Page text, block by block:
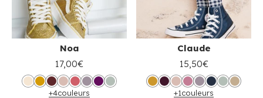
Noa
17,00€
+4couleurs
Claude
15,50€
+1couleurs